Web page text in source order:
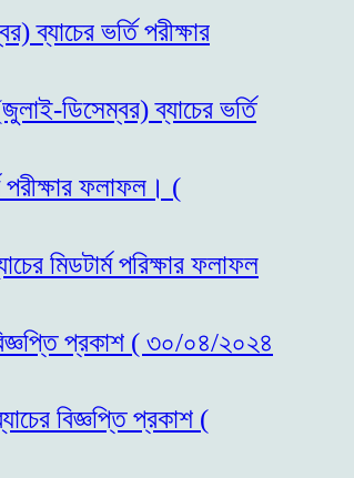
ভর্তি পরীক্ষার
ডিসেম্বর) ব্যাচের ভর্তি
পরীক্ষার ফলাফল। (
মিডটার্ম পরিক্ষার ফলাফল
প্রকাশ ( ৩০/০৪/২০২৪
বিজ্ঞপ্তি প্রকাশ (